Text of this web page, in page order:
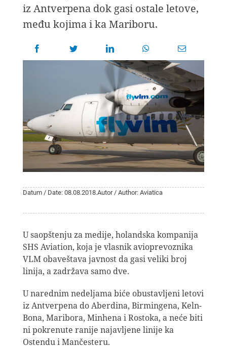
AGENT
iz Antverpena dok gasi ostale letove,
među kojima i ka Mariboru.
Datum / Date: 08.08.2018.Autor / Author: Aviatica
U saopštenju za medije, holandska kompanija
SHS Aviation, koja je vlasnik avioprevoznika
VLM obaveštava javnost da gasi veliki broj
linija, a zadržava samo dve.
U narednim nedeljama biće obustavljeni letovi
iz Antverpena do Aberdina, Birmingena, Keln-
Bona, Maribora, Minhena i Rostoka, a neće biti
ni pokrenute ranije najavljene linije ka
Ostendu i Mančesteru.